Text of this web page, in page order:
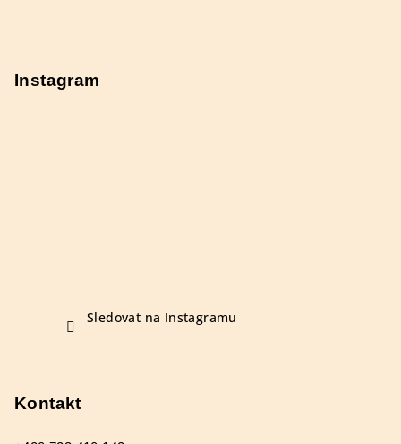
Instagram
Sledovat na Instagramu
Kontakt